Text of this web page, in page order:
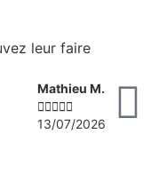
leur faire
Mathieu M.

13/07/2026